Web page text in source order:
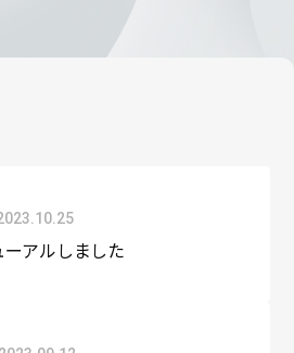
アルしました